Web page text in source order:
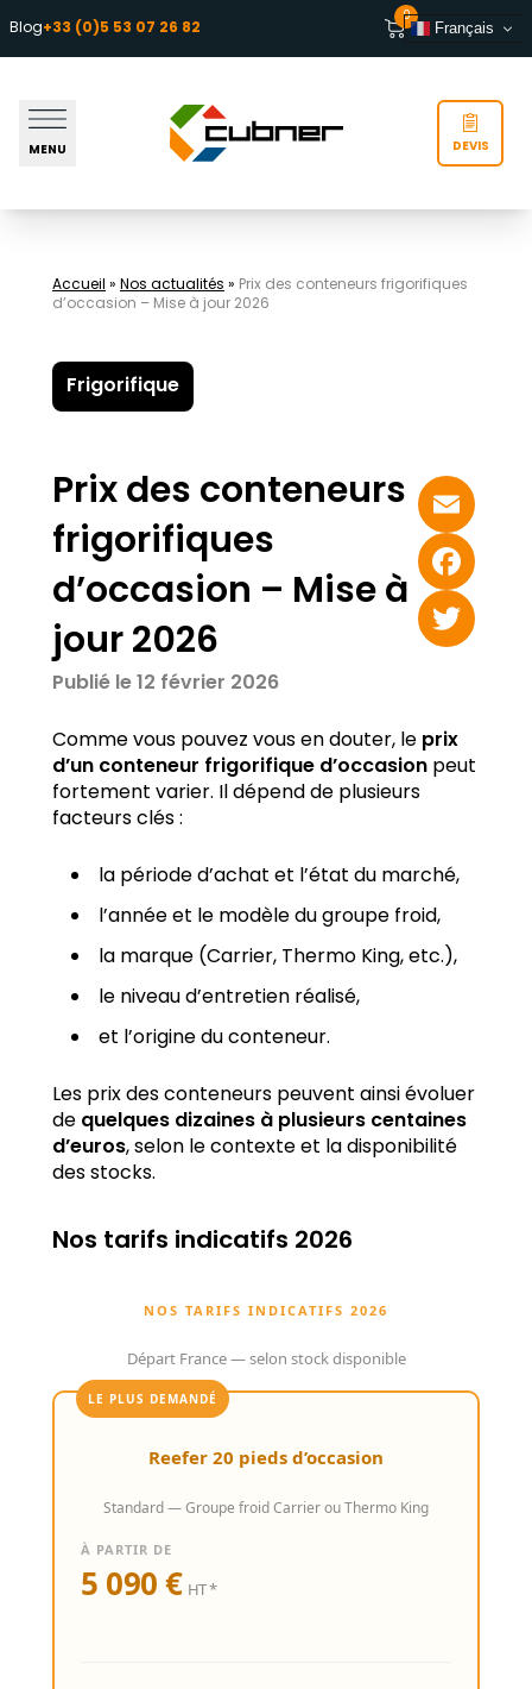
Aller au contenu
Blog+33 (0)5 53 07 26 82
0
Français
MENU DEVIS
Accueil» Nos actualités» Prix des conteneurs frigorifiques
d’occasion – Mise à jour 2026
Email
Facebook
Frigorifique
Prix des conteneurs
frigorifiques
d’occasion – Mise à
jour 2026
Publié le 12 février 2026
Comme vous pouvez vous en douter, leprix
d’un conteneur frigorifique d’occasionpeut
fortement varier. Il dépend de plusieurs
facteurs clés :
la période d’achat et l’état du marché,
l’année et le modèle du groupe froid,
la marque (Carrier, Thermo King, etc.),
le niveau d’entretien réalisé,
et l’origine du conteneur.
Les prix des conteneurs peuvent ainsi évoluer
dequelques dizaines à plusieurs centaines
d’euros, selon le contexte et la disponibilité
des stocks.
Nos tarifs indicatifs 2026
NOS TARIFS INDICATIFS 2026
Départ France — selon stock disponible
LE PLUS DEMANDÉ
Reefer 20 pieds d’occasion
Standard — Groupe froid Carrier ou Thermo King
À PARTIR DE
5 090 € HT *